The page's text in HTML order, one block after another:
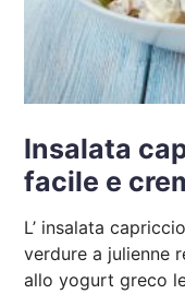
Insalata
facile e
L’ insalata
verdure a julienne
allo yogurt greco